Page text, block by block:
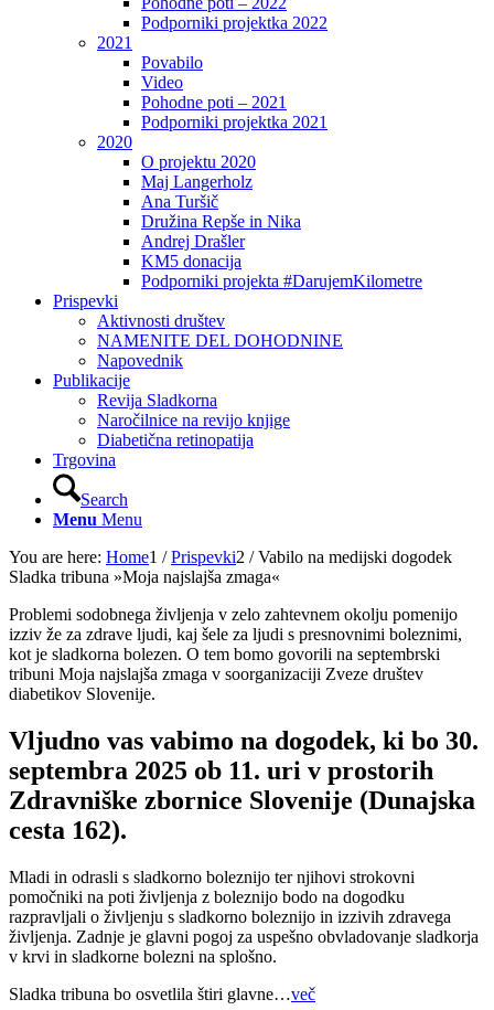
Podporniki projektka 2022
2021
Povabilo
Video
Pohodne poti – 2021
Podporniki projektka 2021
2020
O projektu 2020
Maj Langerholz
Ana Turšič
Družina Repše in Nika
Andrej Drašler
KM5 donacija
Podporniki projekta #DarujemKilometre
Prispevki
Aktivnosti društev
NAMENITE DEL DOHODNINE
Napovednik
Publikacije
Revija Sladkorna
Naročilnice na revijo knjige
Diabetična retinopatija
Trgovina
Search
Menu Menu
You are here: Home1 / Prispevki2 / Vabilo na medijski dogodek
Sladka tribuna »Moja najslajša zmaga«
Problemi sodobnega življenja v zelo zahtevnem okolju pomenijo
izziv že za zdrave ljudi, kaj šele za ljudi s presnovnimi boleznimi,
kot je sladkorna bolezen. O tem bomo govorili na septembrski
tribuni Moja najslajša zmaga v soorganizaciji Zveze društev
diabetikov Slovenije.
Vljudno vas vabimo na dogodek, ki bo 30.
septembra 2025 ob 11. uri v prostorih
Zdravniške zbornice Slovenije (Dunajska
cesta 162).
Mladi in odrasli s sladkorno boleznijo ter njihovi strokovni
pomočniki na poti življenja z boleznijo bodo na dogodku
razpravljali o življenju s sladkorno boleznijo in izzivih zdravega
življenja. Zadnje je glavni pogoj za uspešno obvladovanje sladkorja
v krvi in sladkorne bolezni na splošno.
Sladka tribuna bo osvetlila štiri glavne…več